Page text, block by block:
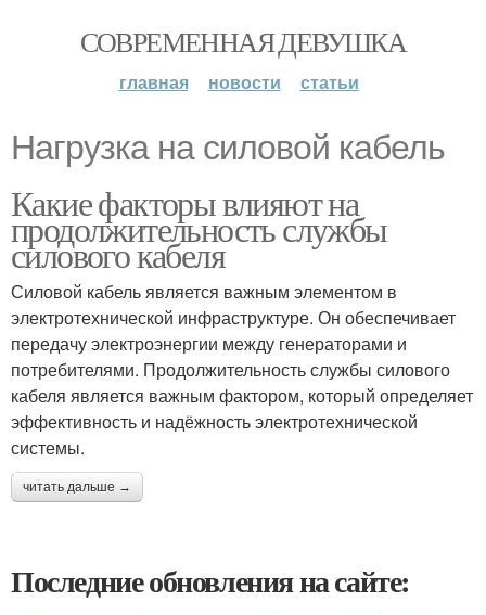
СОВРЕМЕННАЯ ДЕВУШКА
главная новости статьи
Нагрузка на силовой кабель
Какие факторы влияют на
продолжительность службы
силового кабеля
Силовой кабель является важным элементом в
электротехнической инфраструктуре. Он обеспечивает
передачу электроэнергии между генераторами и
потребителями. Продолжительность службы силового
кабеля является важным фактором, который определяет
эффективность и надёжность электротехнической
системы.
читать дальше →
Последние обновления на сайте: